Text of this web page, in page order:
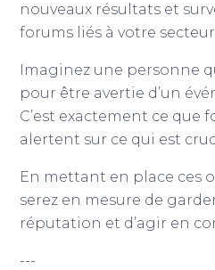
nouveaux résultats et
forums liés à votre
Imaginez une personne
pour être avertie d’un
C’est exactement ce que
alertent sur ce qui est
En mettant en place ces
serez en mesure de
réputation et d’agir en
---